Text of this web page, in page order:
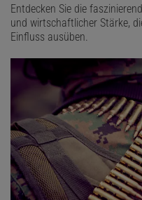
Entdecken Sie die
und wirtschaftlicher Stärke,
Einfluss ausüben.